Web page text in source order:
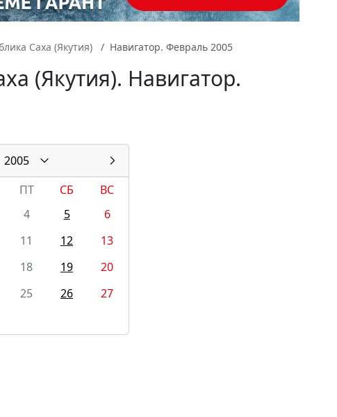
Саха (Якутия) Навигатор. Февраль 2005
(Якутия). Навигатор.
2005
ПТ СБ
ВС
4 5
6
11 12
13
18 19
20
25 26
27